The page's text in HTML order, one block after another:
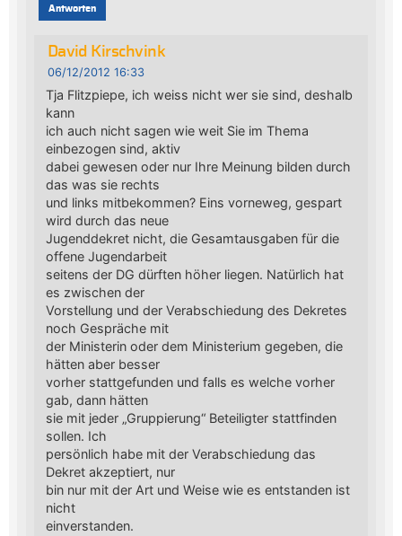
Antworten
David Kirschvink
06/12/2012 16:33
Tja Flitzpiepe, ich weiss nicht wer sie sind, deshalb
kann
ich auch nicht sagen wie weit Sie im Thema
einbezogen sind, aktiv
dabei gewesen oder nur Ihre Meinung bilden durch
das was sie rechts
und links mitbekommen? Eins vorneweg, gespart
wird durch das neue
Jugenddekret nicht, die Gesamtausgaben für die
offene Jugendarbeit
seitens der DG dürften höher liegen. Natürlich hat
es zwischen der
Vorstellung und der Verabschiedung des Dekretes
noch Gespräche mit
der Ministerin oder dem Ministerium gegeben, die
hätten aber besser
vorher stattgefunden und falls es welche vorher
gab, dann hätten
sie mit jeder „Gruppierung“ Beteiligter stattfinden
sollen. Ich
persönlich habe mit der Verabschiedung das
Dekret akzeptiert, nur
bin nur mit der Art und Weise wie es entstanden ist
nicht
einverstanden.